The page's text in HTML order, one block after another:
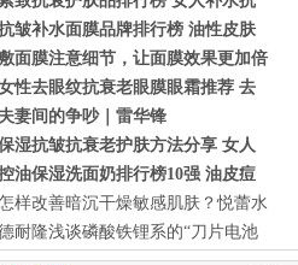
皱补水面膜品牌排行榜 油性皮肤
面膜注意细节，让面膜效果更加倍
性去眼纹抗衰老眼膜眼霜推荐 去
夫妻间的争吵｜雷华锋
湿抗皱抗衰老护肤方法分享 女人
油保湿洗面奶排行榜10强 油皮痘
样改善暗沉干燥敏感肌肤？悦蕾水
耐隆浅谈磷酸铁锂系的“刀片电池